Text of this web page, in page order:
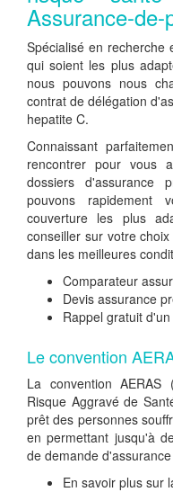
Assurance-
Spécialisé en recherche
qui soient les plus
nous pouvons nous
contrat de délégation
hepatite C.
Connaissant
rencontrer pour vous
dossiers d'assurance
pouvons rapidement
couverture les plus
conseiller sur votre
dans les meilleures
Comparateur
Devis assurance
Rappel gratuit
Le convention
La convention
Risque Aggravé de
prêt des personnes
en permettant jusqu'à
de demande
En savoir plus sur